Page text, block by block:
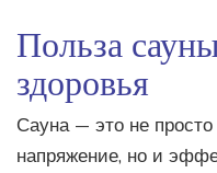
Польза
здоровья
Сауна — это не
напряжение, но и